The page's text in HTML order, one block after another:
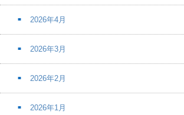
2026年4月
2026年3月
2026年2月
2026年1月